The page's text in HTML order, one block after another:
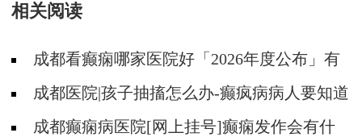
相关阅读
成都看癫痫哪家医院好「2026年度公布」有
癫痫能不能抽烟?
成都医院|孩子抽搐怎么办-癫疯病病人要知道
的误区成都癫痫病医院[网上挂号]癫痫发作会有什